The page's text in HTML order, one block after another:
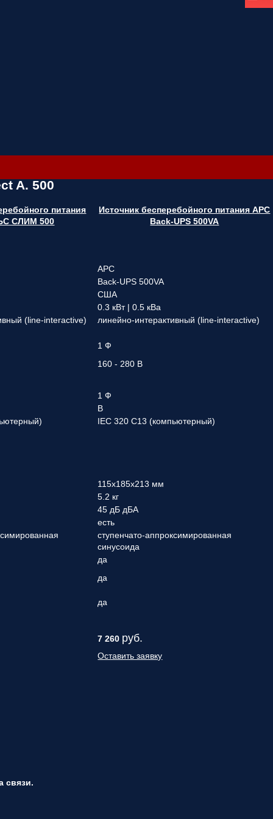
A. 500
питания
СЛИМ 500
Источник бесперебойного питания APC
Back-UPS 500VA
APC
Back-UPS 500VA
США
0.3 кВт | 0.5 кВа
(line-interactive)
линейно-интерактивный (line-interactive)
1 Ф
160 - 280 В
1 Ф
В
IEC 320 C13 (компьютерный)
115x185x213 мм
5.2 кг
45 дБ дБА
есть
ступенчато-аппроксимированная
синусоида
да
да
да
7 260 руб.
Оставить заявку
связи.